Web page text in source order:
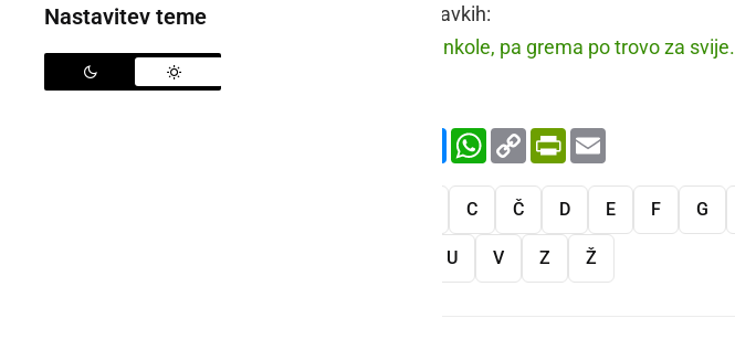
Nastavitev teme
Raba besede v stavkih:
Vzemi kankole, pa grema po trovo za svije.
FacebookMessenger
WhatsApp
Copy
Link
PrintFriendly
C Č D E F G
U V Z Ž